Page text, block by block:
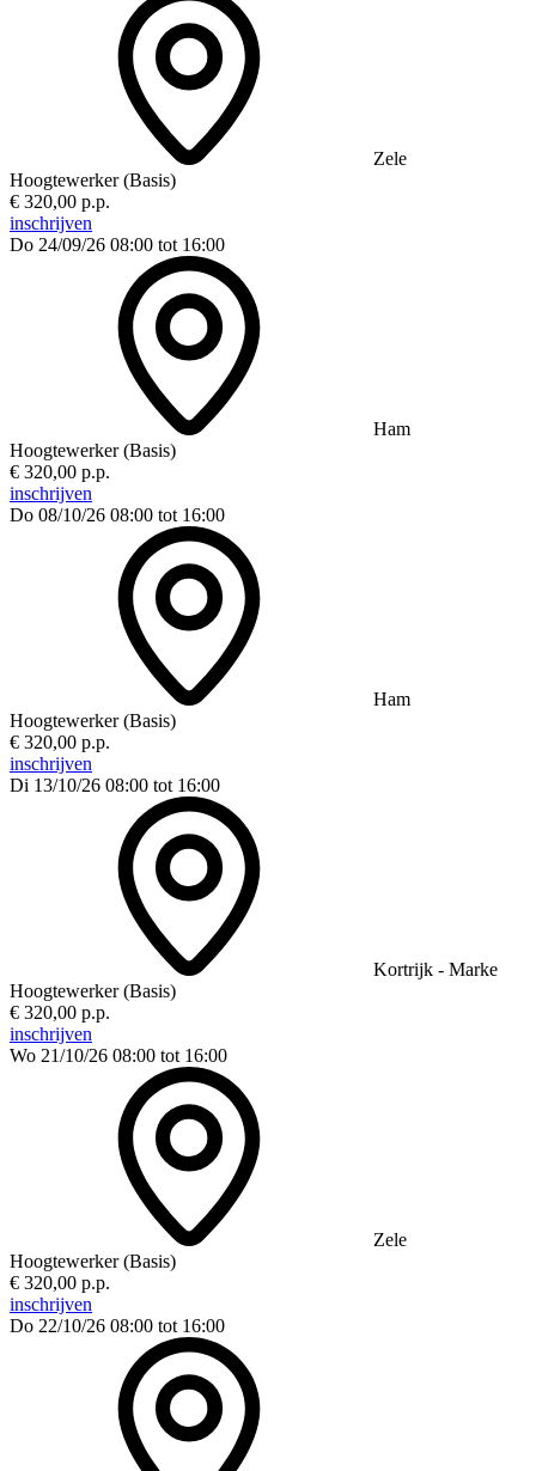
Zele
Hoogtewerker (Basis)
€ 320,00 p.p.
inschrijven
Do 24/09/26 08:00 tot 16:00
Ham
Hoogtewerker (Basis)
€ 320,00 p.p.
inschrijven
Do 08/10/26 08:00 tot 16:00
Ham
Hoogtewerker (Basis)
€ 320,00 p.p.
inschrijven
Di 13/10/26 08:00 tot 16:00
Kortrijk - Marke
Hoogtewerker (Basis)
€ 320,00 p.p.
inschrijven
Wo 21/10/26 08:00 tot 16:00
Zele
Hoogtewerker (Basis)
€ 320,00 p.p.
inschrijven
Do 22/10/26 08:00 tot 16:00